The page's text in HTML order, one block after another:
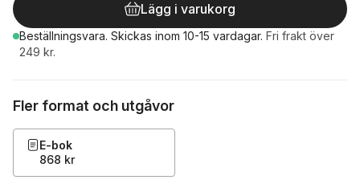
Lägg i varukorg
Beställningsvara. Skickas inom 10-15 vardagar. Fri frakt över
249 kr.
Fler format och utgåvor
E-bok
868 kr